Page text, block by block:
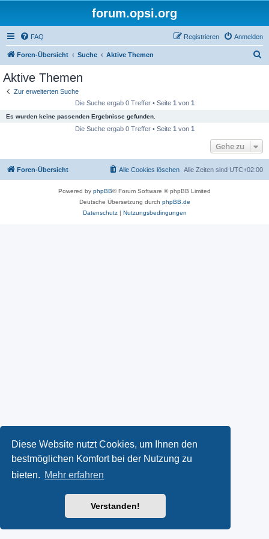
Diese Website nutzt Cookies, um Ihnen den
bestmöglichen Komfort bei der Nutzung zu
bieten. Mehr erfahren
Verstanden!
forum.opsi.org
FAQ Anmelden
Registrieren
Foren-Übersicht Suche Aktive Themen
Aktive Themen
Zur erweiterten Suche
Die Suche ergab 0 Treffer • Seite 1 von 1
Es wurden keine passenden Ergebnisse gefunden.
Die Suche ergab 0 Treffer • Seite 1 von 1
Gehe zu
Foren-Übersicht Alle Zeiten sind UTC+02:00
Alle Cookies löschen
Powered by phpBB® Forum Software © phpBB Limited
Deutsche Übersetzung durch phpBB.de
Datenschutz| Nutzungsbedingungen